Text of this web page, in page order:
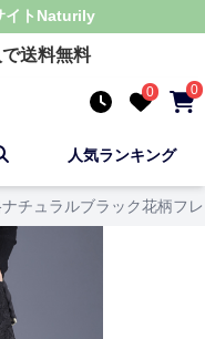
ト Naturily
送料無料
0 0
人気ランキング
チュラルブラック花柄フ